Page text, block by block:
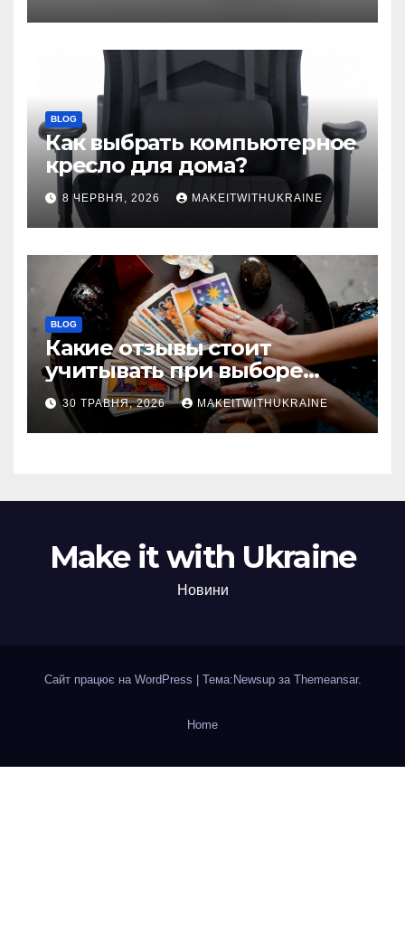
BLOG
Как выбрать компьютерное
кресло для дома?
8 ЧЕРВНЯ, 2026 MAKEITWITHUKRAINE
BLOG
Какие отзывы стоит
учитывать при выборе
гадалки в Казахстане?
30 ТРАВНЯ, 2026 MAKEITWITHUKRAINE
Make it with Ukraine
Новини
Сайт працює на WordPress Тема:Newsup за Themeansar.
Home